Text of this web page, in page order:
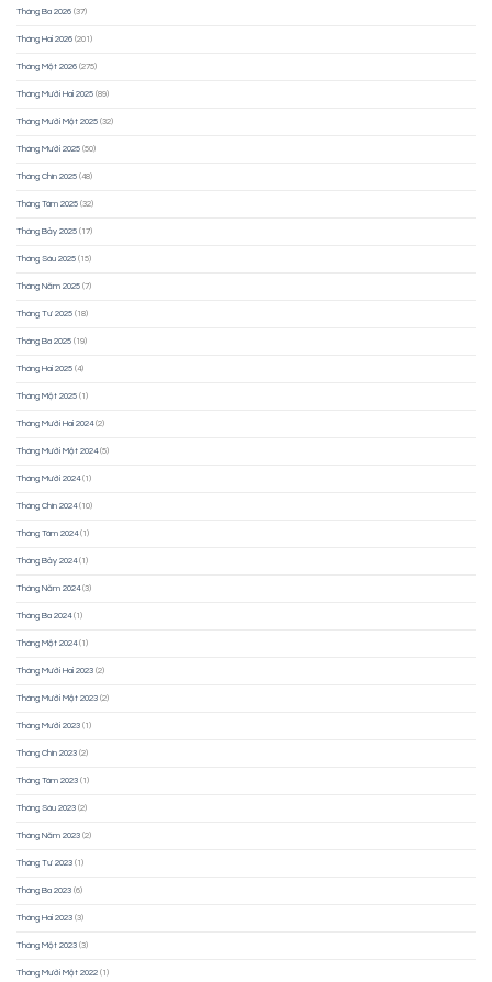
Tháng Ba 2026 (37)
Tháng Hai 2026 (201)
Tháng Một 2026 (275)
Tháng Mười Hai 2025 (89)
Tháng Mười Một 2025 (32)
Tháng Mười 2025 (50)
Tháng Chín 2025 (48)
Tháng Tám 2025 (32)
Tháng Bảy 2025 (17)
Tháng Sáu 2025 (15)
Tháng Năm 2025 (7)
Tháng Tư 2025 (18)
Tháng Ba 2025 (19)
Tháng Hai 2025 (4)
Tháng Một 2025 (1)
Tháng Mười Hai 2024(2)
Tháng Mười Một 2024(5)
Tháng Mười 2024(1)
Tháng Chín 2024(10)
Tháng Tám 2024(1)
Tháng Bảy 2024(1)
Tháng Năm 2024(3)
Tháng Ba 2024(1)
Tháng Một 2024(1)
Tháng Mười Hai 2023 (2)
Tháng Mười Một 2023 (2)
Tháng Mười 2023 (1)
Tháng Chín 2023 (2)
Tháng Tám 2023 (1)
Tháng Sáu 2023 (2)
Tháng Năm 2023 (2)
Tháng Tư 2023 (1)
Tháng Ba 2023 (6)
Tháng Hai 2023 (3)
Tháng Một 2023 (3)
Tháng Mười Một 2022 (1)